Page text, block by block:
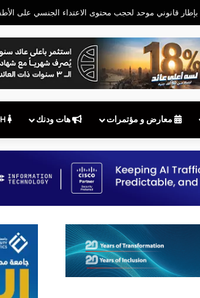
معارض و مؤتمرات هات ودنك